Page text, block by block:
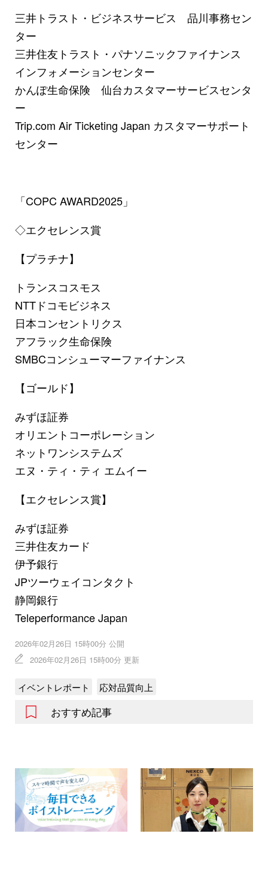
三井トラスト・ビジネスサービス 品川事務セン
ター
三井住友トラスト・パナソニックファイナンス
インフォメーションセンター
かんぽ生命保険 仙台カスタマーサービスセンタ
ー
Trip.com Air Ticketing Japan カスタマーサポート
センター
「COPC AWARD2025」
◇エクセレンス賞
【プラチナ】
トランスコスモス
NTTドコモビジネス
日本コンセントリクス
アフラック生命保険
SMBCコンシューマーファイナンス
【ゴールド】
みずほ証券
オリエントコーポレーション
ネットワンシステムズ
エヌ・ティ・ティ エムイー
【エクセレンス賞】
みずほ証券
三井住友カード
伊予銀行
JPツーウェイコンタクト
静岡銀行
Teleperformance Japan
2026年02月26日 15時00分 公開
2026年02月26日 15時00分 更新
イベントレポート 応対品質向上
おすすめ記事